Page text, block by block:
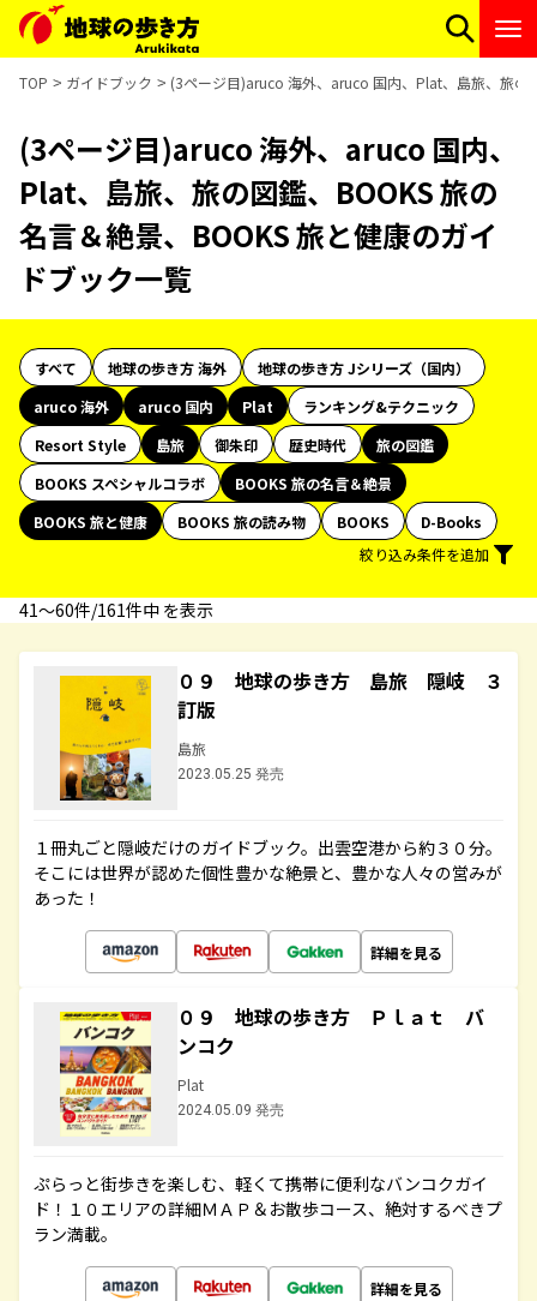
TOP ガイドブック (3ページ目)aruco 海外、aruco 国内、Plat、島旅、旅の
(3ページ目)aruco 海外、aruco 国内、
Plat、島旅、旅の図鑑、BOOKS 旅の
名言＆絶景、BOOKS 旅と健康のガイ
ドブック一覧
すべて 地球の歩き方 海外
地球の歩き方 Jシリーズ（国内）
aruco 海外
aruco 国内 Plat
ランキング&テクニック
Resort Style
島旅 御朱印 歴史時代
旅の図鑑
BOOKS スペシャルコラボ
BOOKS 旅の名言＆絶景
BOOKS 旅と健康
BOOKS 旅の読み物 BOOKS
D-Books
絞り込み条件を追加
41〜60件/161件中 を表示
０９ 地球の歩き方 島旅 隠岐 ３
訂版
島旅
2023.05.25 発売
１冊丸ごと隠岐だけのガイドブック。出雲空港から約３０分。
そこには世界が認めた個性豊かな絶景と、豊かな人々の営みが
あった！
詳細を見る
０９ 地球の歩き方 Ｐｌａｔ バ
ンコク
Plat
2024.05.09 発売
ぷらっと街歩きを楽しむ、軽くて携帯に便利なバンコクガイ
ド！１０エリアの詳細ＭＡＰ＆お散歩コース、絶対するべきプ
ラン満載。
詳細を見る